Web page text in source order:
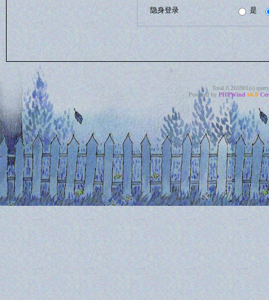
隐身登录 是
Total 0.265901(s)
Powered by PHPWind v6.0